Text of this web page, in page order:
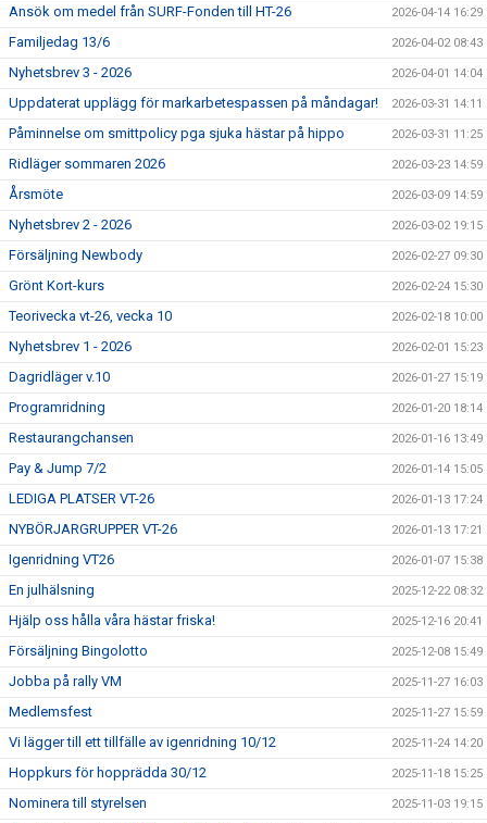
Ansök om medel från SURF-Fonden till HT-26 2026-04-14 16:29
Familjedag 13/6 2026-04-02 08:43
Nyhetsbrev 3 - 2026 2026-04-01 14:04
Uppdaterat upplägg för markarbetespassen på måndagar! 2026-03-31 14:11
Påminnelse om smittpolicy pga sjuka hästar på hippo 2026-03-31 11:25
Ridläger sommaren 2026 2026-03-23 14:59
Årsmöte 2026-03-09 14:59
Nyhetsbrev 2 - 2026 2026-03-02 19:15
Försäljning Newbody 2026-02-27 09:30
Grönt Kort-kurs 2026-02-24 15:30
Teorivecka vt-26, vecka 10 2026-02-18 10:00
Nyhetsbrev 1 - 2026 2026-02-01 15:23
Dagridläger v.10 2026-01-27 15:19
Programridning 2026-01-20 18:14
Restaurangchansen 2026-01-16 13:49
Pay & Jump 7/2 2026-01-14 15:05
LEDIGA PLATSER VT-26 2026-01-13 17:24
NYBÖRJARGRUPPER VT-26 2026-01-13 17:21
Igenridning VT26 2026-01-07 15:38
En julhälsning 2025-12-22 08:32
Hjälp oss hålla våra hästar friska! 2025-12-16 20:41
Försäljning Bingolotto 2025-12-08 15:49
Jobba på rally VM 2025-11-27 16:03
Medlemsfest 2025-11-27 15:59
Vi lägger till ett tillfälle av igenridning 10/12 2025-11-24 14:20
Hoppkurs för hopprädda 30/12 2025-11-18 15:25
Nominera till styrelsen 2025-11-03 19:15